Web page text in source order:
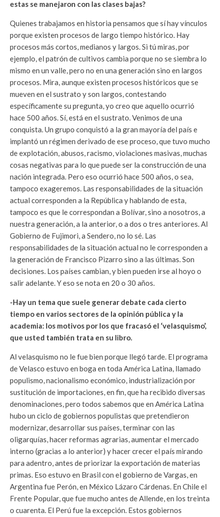
estas se manejaron con las clases bajas?
Quienes trabajamos en historia pensamos que sí hay vínculos
porque existen procesos de largo tiempo histórico. Hay
procesos más cortos, medianos y largos. Si tú miras, por
ejemplo, el patrón de cultivos cambia porque no se siembra lo
mismo en un valle, pero no en una generación sino en largos
procesos. Mira, aunque existen procesos históricos que se
mueven en el sustrato y son largos, contestando
específicamente su pregunta, yo creo que aquello ocurrió
hace 500 años. Sí, está en el sustrato. Venimos de una
conquista. Un grupo conquistó a la gran mayoría del país e
implantó un régimen derivado de ese proceso, que tuvo mucho
de explotación, abusos, racismo, violaciones masivas, muchas
cosas negativas para lo que puede ser la construcción de una
nación integrada. Pero eso ocurrió hace 500 años, o sea,
tampoco exageremos. Las responsabilidades de la situación
actual corresponden a la República y hablando de esta,
tampoco es que le correspondan a Bolívar, sino a nosotros, a
nuestra generación, a la anterior, o a dos o tres anteriores. Al
Gobierno de Fujimori, a Sendero, no lo sé. Las
responsabilidades de la situación actual no le corresponden a
la generación de Francisco Pizarro sino a las últimas. Son
decisiones. Los países cambian, y bien pueden irse al hoyo o
salir adelante. Y eso se nota en 20 o 30 años.
-Hay un tema que suele generar debate cada cierto
tiempo en varios sectores de la opinión pública y la
academia: los motivos por los que fracasó el ‘velasquismo’,
que usted también trata en su libro.
Al velasquismo no le fue bien porque llegó tarde. El programa
de Velasco estuvo en boga en toda América Latina, llamado
populismo, nacionalismo económico, industrialización por
sustitución de importaciones, en fin, que ha recibido diversas
denominaciones, pero todos sabemos que en América Latina
hubo un ciclo de gobiernos populistas que pretendieron
modernizar, desarrollar sus países, terminar con las
oligarquías, hacer reformas agrarias, aumentar el mercado
interno (gracias a lo anterior) y hacer crecer el país mirando
para adentro, antes de priorizar la exportación de materias
primas. Eso estuvo en Brasil con el gobierno de Vargas, en
Argentina fue Perón, en México Lázaro Cárdenas. En Chile el
Frente Popular, que fue mucho antes de Allende, en los treinta
o cuarenta. El Perú fue la excepción. Estos gobiernos